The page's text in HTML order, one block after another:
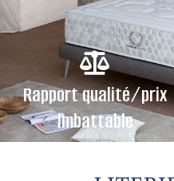
Rapport qualité/prix
imbattable